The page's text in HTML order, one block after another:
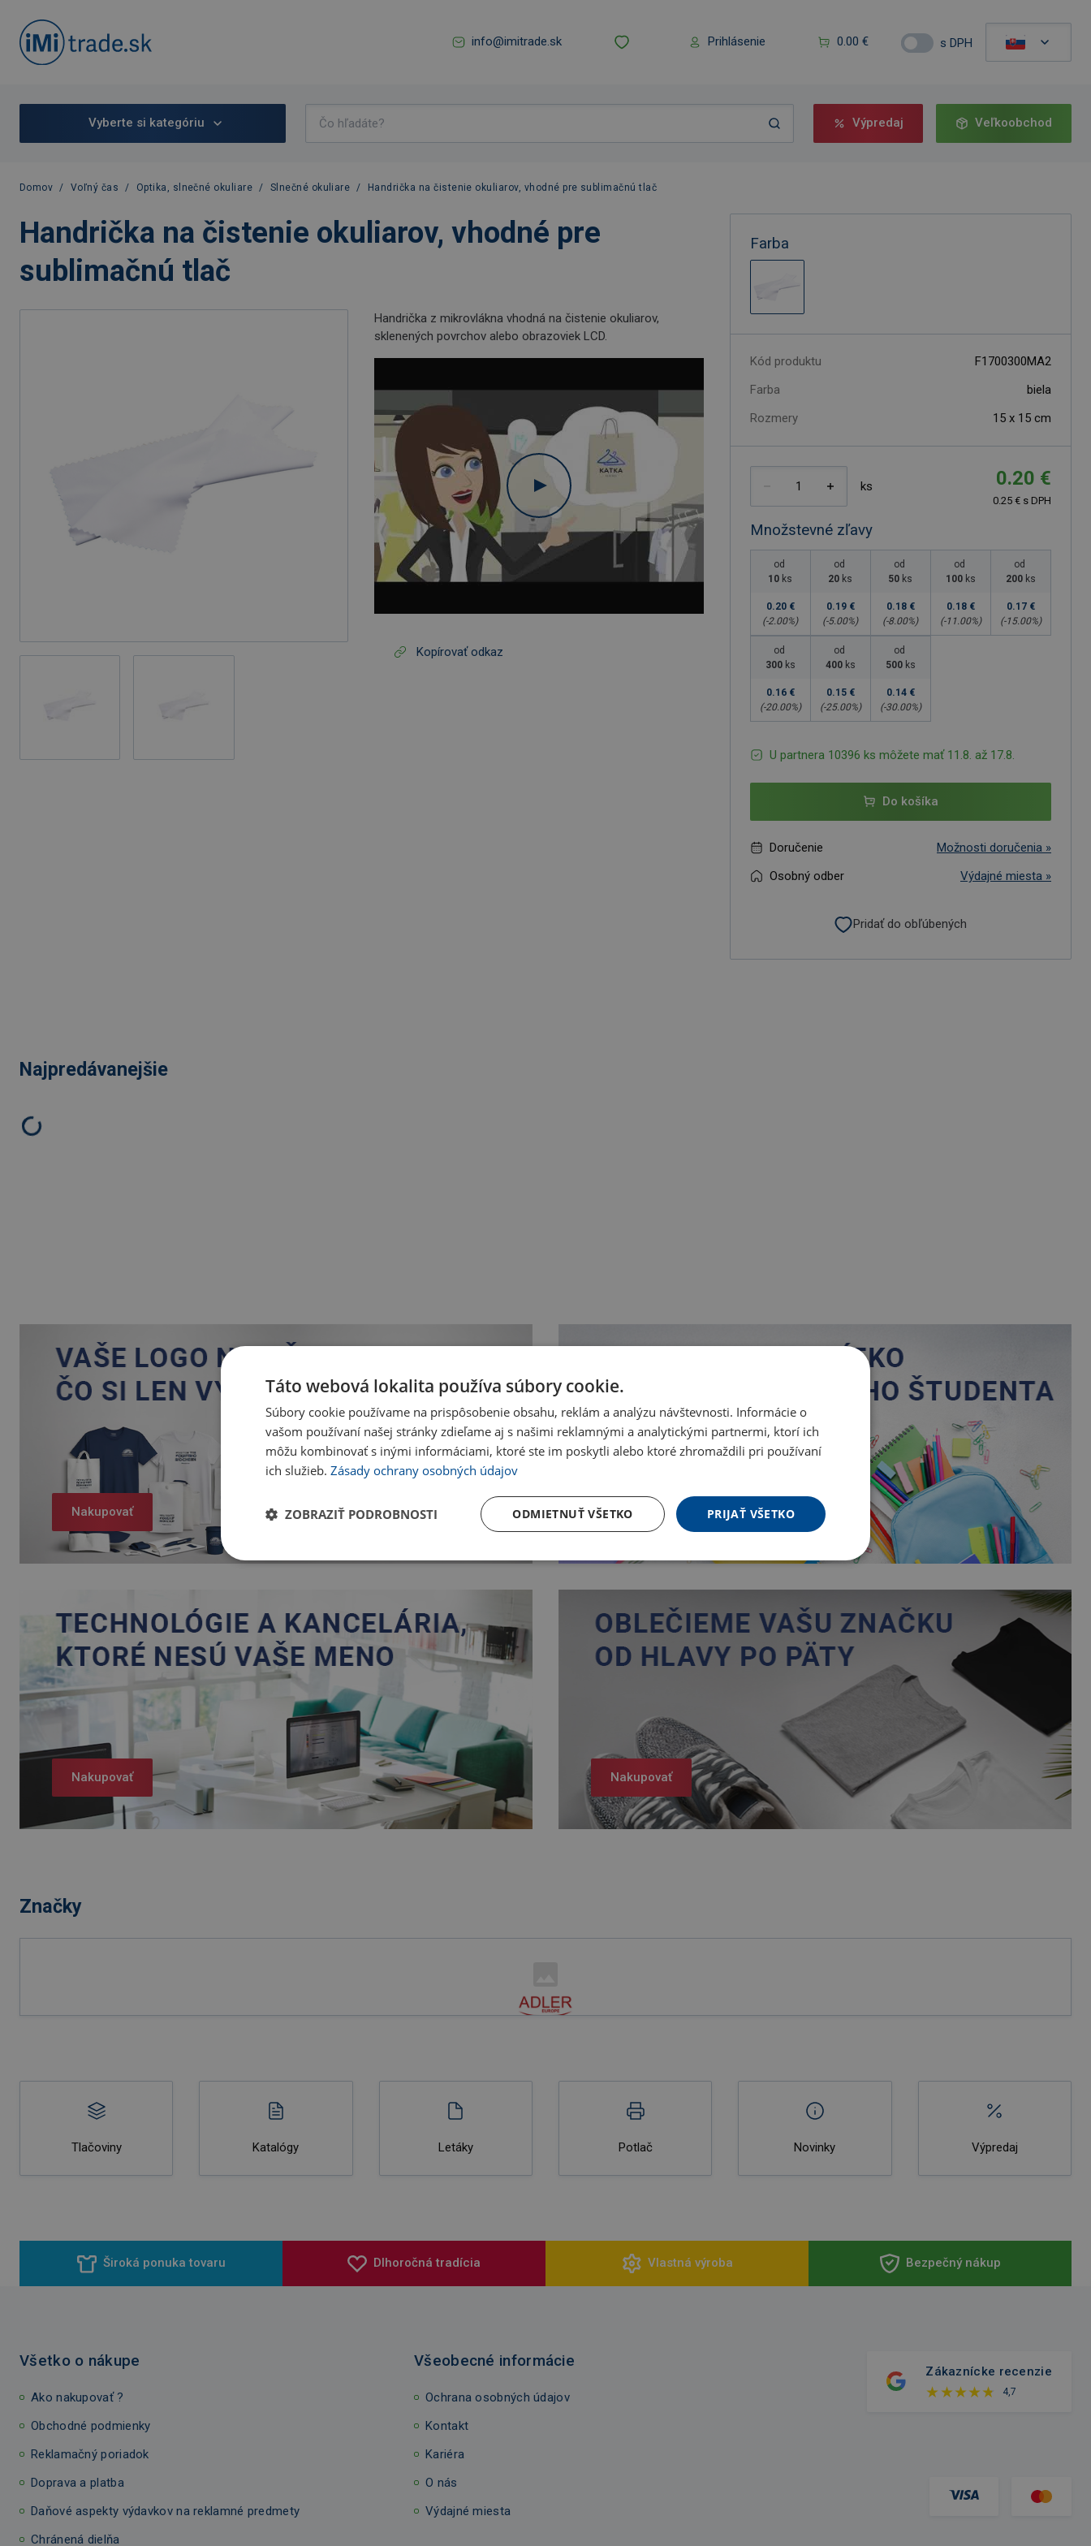
info@imitrade.sk Prihlásenie 0.00 € s DPH
Vyberte si kategóriu Výpredaj Veľkoobchod
Domov / Voľný čas / Optika, slnečné okuliare / Slnečné okuliare / Handrička na čistenie okuliarov, vhodné pre sublimačnú tlač
Handrička na čistenie okuliarov, vhodné pre
sublimačnú tlač
Handrička z mikrovlákna vhodná na čistenie okuliarov,
sklenených povrchov alebo obrazoviek LCD.
Kopírovať odkaz
Farba
Kód produktu
F1700300MA2
Farba
biela
Rozmery
15 x 15 cm
ks 0.20 €
0.25 € s DPH
Množstevné zľavy
od
10 ks
0.20 €
(-2.00%)
od
20 ks
0.19 €
(-5.00%)
od
50 ks
0.18 €
(-8.00%)
od
100 ks
0.18 €
(-11.00%)
od
200 ks
0.17 €
(-15.00%)
od
300 ks
0.16 €
(-20.00%)
od
400 ks
0.15 €
(-25.00%)
od
500 ks
0.14 €
(-30.00%)
U partnera 10396 ks môžete mať 11.8. až 17.8.
Do košíka
Doručenie
Možnosti doručenia »
Osobný odber
Výdajné miesta »
Pridať do obľúbených
Najpredávanejšie
Nakupovať Nakupovať
Nakupovať Nakupovať
Značky
Tlačoviny Katalógy Letáky Potlač Novinky Výpredaj
Široká ponuka tovaru Dlhoročná tradícia Vlastná výroba Bezpečný nákup
Všetko o nákupe
Ako nakupovať ?
Obchodné podmienky
Reklamačný poriadok
Doprava a platba
Daňové aspekty výdavkov na reklamné predmety
Chránená dielňa
Všeobecné informácie
Ochrana osobných údajov
Kontakt
Kariéra
O nás
Výdajné miesta
Zákaznícke recenzie
4,7
Táto webová lokalita používa súbory cookie.
Súbory cookie používame na prispôsobenie obsahu, reklám a analýzu návštevnosti. Informácie o
vašom používaní našej stránky zdieľame aj s našimi reklamnými a analytickými partnermi, ktorí ich
môžu kombinovať s inými informáciami, ktoré ste im poskytli alebo ktoré zhromaždili pri používaní
ich služieb. Zásady ochrany osobných údajov
PRIJAŤ VŠETKO
ODMIETNUŤ VŠETKO
ZOBRAZIŤ PODROBNOSTI